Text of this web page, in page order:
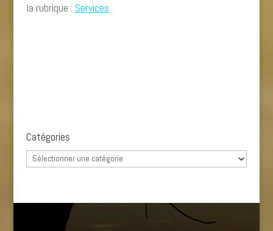
la rubrique : Services
Catégories
Catégories